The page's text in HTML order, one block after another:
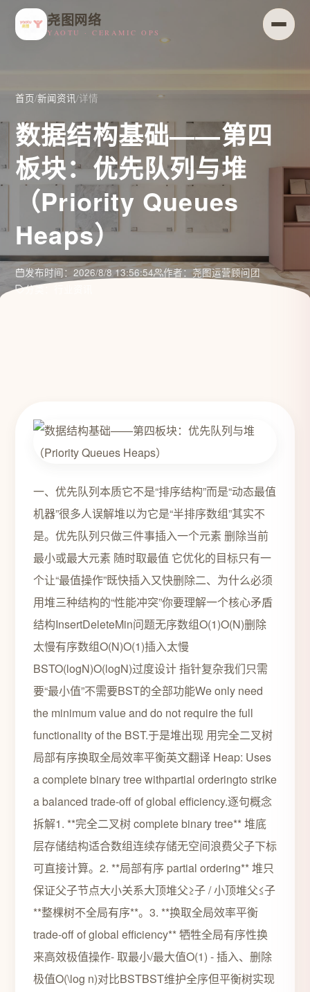
尧图网络
YAOTU · CERAMIC OPS
首页/新闻资讯/详情
数据结构基础——第四
板块：优先队列与堆
（Priority Queues
Heaps）
发布时间：2026/8/8 13:56:54
作者：尧图运营顾问团
分类：行业资讯
一、优先队列本质它不是“排序结构”而是“动态最值
机器”很多人误解堆以为它是“半排序数组”其实不
是。优先队列只做三件事插入一个元素 删除当前
最小或最大元素 随时取最值 它优化的目标只有一
个让“最值操作”既快插入又快删除二、为什么必须
用堆三种结构的“性能冲突”你要理解一个核心矛盾
结构InsertDeleteMin问题无序数组O(1)O(N)删除
太慢有序数组O(N)O(1)插入太慢
BSTO(logN)O(logN)过度设计 指针复杂我们只需
要“最小值”不需要BST的全部功能We only need
the minimum value and do not require the full
functionality of the BST.于是堆出现 用完全二叉树
局部有序换取全局效率平衡英文翻译 Heap: Uses
a complete binary tree withpartial orderingto strike
a balanced trade-off of global efficiency.逐句概念
拆解1. **完全二叉树 complete binary tree** 堆底
层存储结构适合数组连续存储无空间浪费父子下标
可直接计算。2. **局部有序 partial ordering** 堆只
保证父子节点大小关系大顶堆父≥子 / 小顶堆父≤子
**整棵树不全局有序**。3. **换取全局效率平衡
trade-off of global efficiency** 牺牲全局有序性换
来高效极值操作- 取最小/最大值O(1) - 插入、删除
极值O(\log n)对比BSTBST维护全序但平衡树实现